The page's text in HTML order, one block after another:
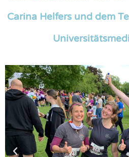
Carina Helfers und dem